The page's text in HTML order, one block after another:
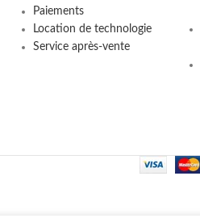
Paiements
Location de technologie
Service après-vente